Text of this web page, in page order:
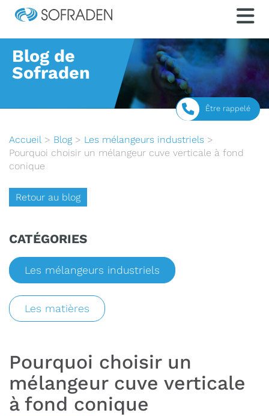
Blog de
Sofraden
Être rappelé
Accueil > Blog > Les mélangeurs industriels >
Pourquoi choisir un mélangeur cuve verticale à fond
conique
Retour au blog
CATÉGORIES
Les mélangeurs industriels
Les matières
Pourquoi choisir un
mélangeur cuve verticale
à fond conique